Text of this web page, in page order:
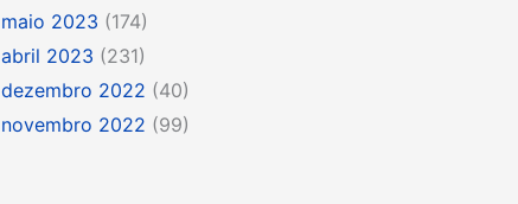
maio 2023 (174)
abril 2023 (231)
dezembro 2022 (40)
novembro 2022 (99)